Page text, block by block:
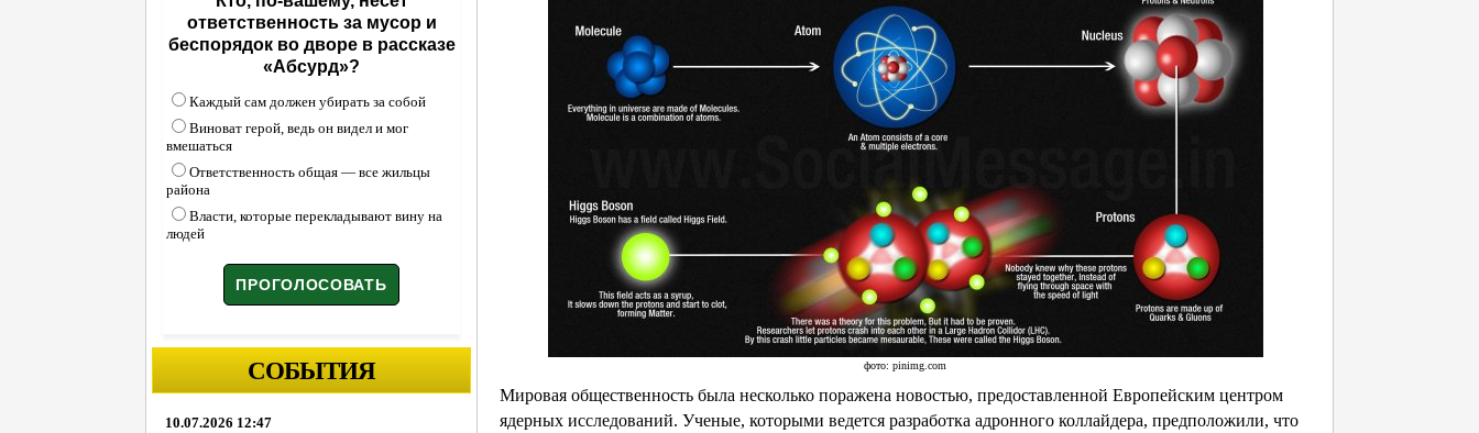
ответственность за мусор и
беспорядок во дворе в рассказе
«Абсурд»?
Каждый сам должен убирать за собой
Виноват герой, ведь он видел и мог
вмешаться
Ответственность общая — все жильцы
района
Власти, которые перекладывают вину на
людей
СОБЫТИЯ
10.07.2026 12:47
фото: pinimg.com
Мировая общественность была несколько поражена новостью, предоставленной Европейским центром
ядерных исследований. Ученые, которыми ведется разработка адронного коллайдера, предположили, что